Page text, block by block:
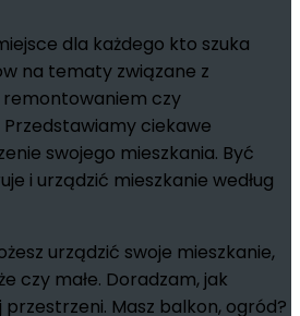
dla każdego kto szuka
na tematy związane z
czy
ciekawe
swojego mieszkania. Być
i urządzić mieszkanie według
urządzić swoje mieszkanie,
czy małe. Doradzam, jak
Masz balkon, ogród?